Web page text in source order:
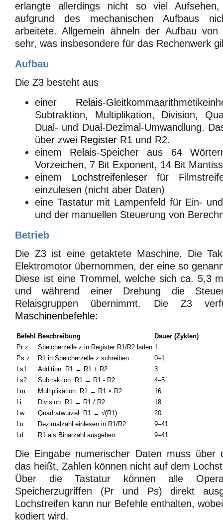
erlangte allerdings nicht so viel
aufgrund des mechanischen Aufbaus
arbeitete. Allgemein ähneln der Aufbau
sehr, was insbesondere für das Rechenwerk
Aufbau
Die Z3 besteht aus
einer Relais-
Subtraktion, Multiplikation, Division,
Dual- und Dual-Dezimal-Umwandlung.
über zwei Register R1 und R2.
einem Relais-Speicher aus 64
Vorzeichen, 7 Bit Exponent, 14 Bit
einem Lochstreifenleserfür
einzulesen (nicht aber Daten)
eine Tastatur mit Lampenfeld für Ein-
und der manuellen Steuerung von
Betrieb
Die Z3 ist eine getaktete Maschine. Die
Elektromotor übernommen, der eine so
Diese ist eine Trommel, welche sich ca. 5,3
und während einer Drehung die
Relaisgruppen übernimmt. Die Z3
Maschinenbefehle:
Befehl Beschreibung
Dauer (Zyklen)
Pr z
Speicherzelle z in Register R1/R2 laden 1
Ps z
R1 in Speicherzelle z schreiben
0–1
Ls1
Addition: R1 ← R1 + R2
3
Ls2
Subtraktion: R1 ← R1 - R2
4–5
Lm
Multiplikation: R1 ← R1 × R2
16
Li
Division: R1 ← R1 / R2
18
Lw
Quadratwurzel: R1 ← √(R1)
20
Lu
Dezimalzahl einlesen in R1/R2
9–41
Ld
R1 als Binärzahl ausgeben 9–41
Die Eingabe numerischer Daten muss über
das heißt, Zahlen können nicht auf dem
Über die Tastatur können alle
Speicherzugriffen (Pr und Ps) direkt
Lochstreifen kann nur Befehle enthalten,
kodiert wird.